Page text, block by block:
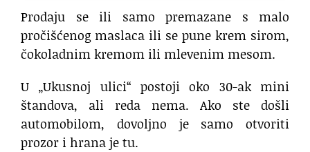
Prodaju se ili samo premazane s malo
pročišćenog maslaca ili se pune krem sirom,
čokoladnim kremom ili mlevenim mesom.
U „Ukusnoj ulici“ postoji oko 30-ak mini
štandova, ali reda nema. Ako ste došli
automobilom, dovoljno je samo otvoriti
prozor i hrana je tu.